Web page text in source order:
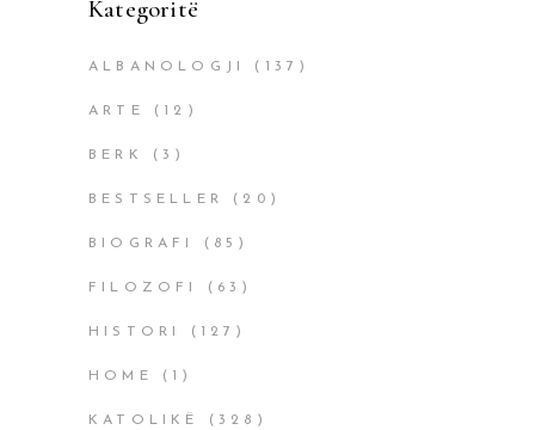
Kategoritë
ALBANOLOGJI (137)
ARTE (12)
BERK (3)
BESTSELLER (20)
BIOGRAFI (85)
FILOZOFI (63)
HISTORI (127)
HOME (1)
KATOLIKË (328)